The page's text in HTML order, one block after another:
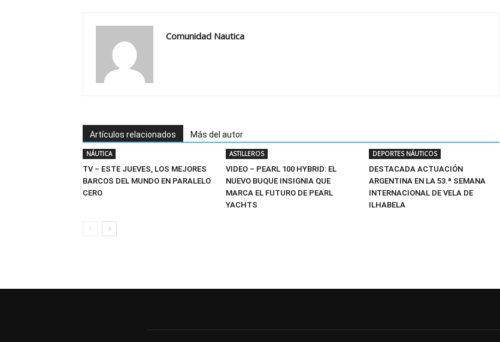
Comunidad Nautica
Artículos relacionados Más del autor
NÁUTICA
TV – ESTE JUEVES, LOS MEJORES
BARCOS DEL MUNDO EN PARALELO
CERO
ASTILLEROS
VIDEO – PEARL 100 HYBRID: EL
NUEVO BUQUE INSIGNIA QUE
MARCA EL FUTURO DE PEARL
YACHTS
DEPORTES NÁUTICOS
DESTACADA ACTUACIÓN
ARGENTINA EN LA 53.ª SEMANA
INTERNACIONAL DE VELA DE
ILHABELA